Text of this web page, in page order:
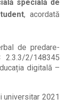
specială de
, acordată
de predare-
2/148345
digitală –
universitar 2021